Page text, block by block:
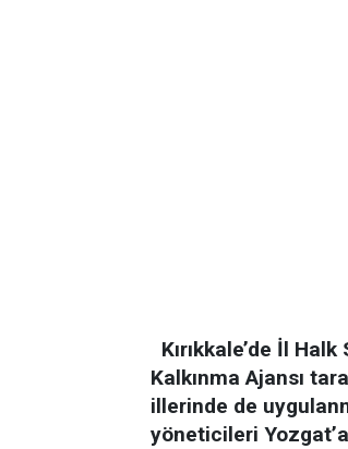
Kırıkkale’de İl
Kalkınma Ajansı
illerinde de
yöneticileri